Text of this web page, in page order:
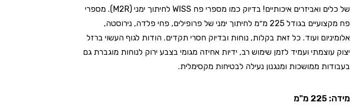
של כלים ואביזרים איכותיים! בדיוק כמו מספרי פח WISS לחיתוך ימני (M2R). מספרי
פח מקצועיים בגודל 225 מ״מ לחיתוך ימני של פרופילים, פחי פלדה, נירוסטה,
אלומיניום ועוד. כל זאת בקלות, נוחות ובדיוק חסרי תקדים. הודות לגוף העשוי ברזל
יצוק עוצמתי ועמיד לזמן שימוש רב, ידיות אחיזה מגומי בצבע ירוק לנוחות מוגברת גם
בעבודות ממושכות ומנגנון נעילה לבטיחות מקסימלית.
מידה: 225 מ"מ